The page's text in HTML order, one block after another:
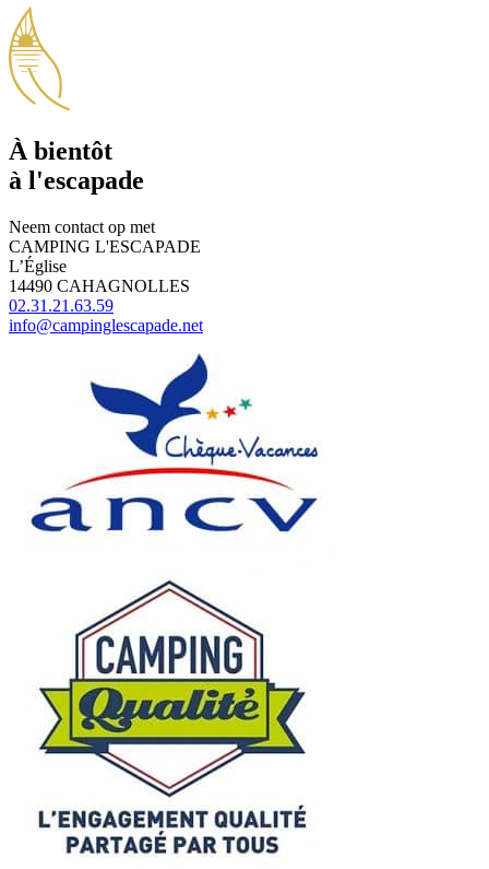
À bientôt
à l'escapade
Neem contact op met
CAMPING L'ESCAPADE
L’Église
14490 CAHAGNOLLES
02.31.21.63.59
info@campinglescapade.net